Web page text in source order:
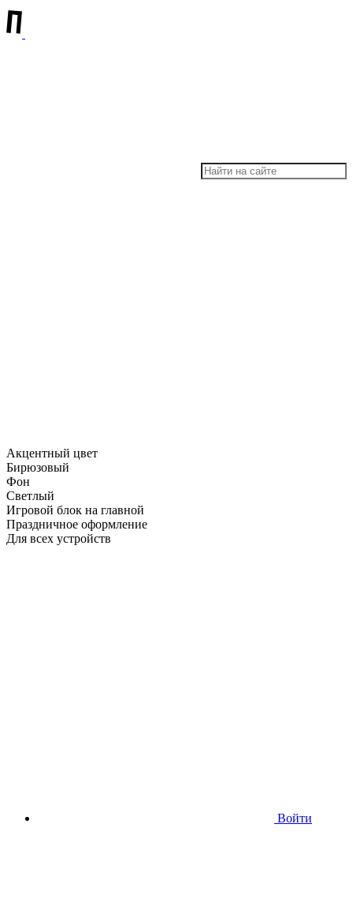
Акцентный цвет
Бирюзовый
Фон
Светлый
Игровой блок на главной
Праздничное оформление
Для всех устройств
Войти